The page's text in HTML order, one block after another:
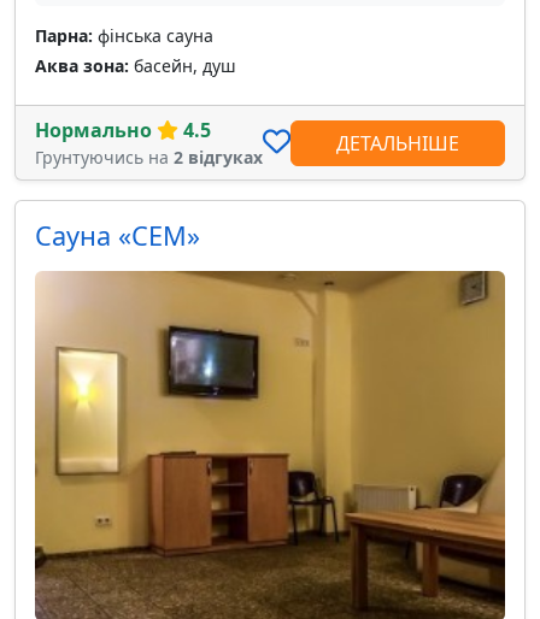
Парна: фінська сауна
Аква зона: басейн, душ
Нормально 4.5
Грунтуючись на 2 відгуках
ДЕТАЛЬНІШЕ
Сауна «СЕМ»